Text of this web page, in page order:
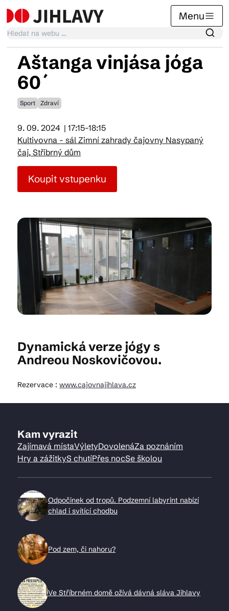
Menu
Kalendář akcí
Tradiční akce
Články
Suvenýry
Praktické info
Kam vyrazit
CS
Aštanga vinjása jóga
60´
Sport Zdraví
9. 09. 2024 | 17:15-18:15
Kultivovna - sál Zimní zahrady čajovny Nasypaný
čaj, Stříbrný dům
Koupit vstupenku
Dynamická verze jógy s
Andreou Noskovičovou.
Rezervace : www.cajovnajihlava.cz
Kam vyrazit
Zajímavá místaVýletyDovolenáZa poznáním
Hry a zážitkyS chutíPřes nocSe školou
Odpočinek od tropů. Podzemní labyrint nabízí
chlad i svítící chodbu
Pod zem, či nahoru?
Ve Stříbrném domě ožívá dávná sláva Jihlavy